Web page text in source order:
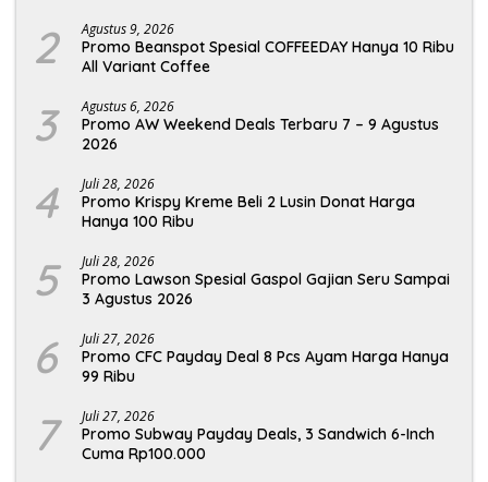
2 Agustus 9, 2026
Promo Beanspot Spesial COFFEEDAY Hanya 10 Ribu
All Variant Coffee
3 Agustus 6, 2026
Promo AW Weekend Deals Terbaru 7 – 9 Agustus
2026
4 Juli 28, 2026
Promo Krispy Kreme Beli 2 Lusin Donat Harga
Hanya 100 Ribu
5 Juli 28, 2026
Promo Lawson Spesial Gaspol Gajian Seru Sampai
3 Agustus 2026
6 Juli 27, 2026
Promo CFC Payday Deal 8 Pcs Ayam Harga Hanya
99 Ribu
7 Juli 27, 2026
Promo Subway Payday Deals, 3 Sandwich 6-Inch
Cuma Rp100.000